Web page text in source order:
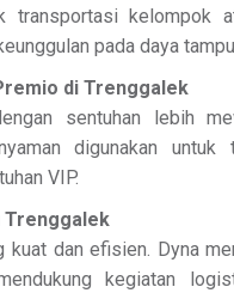
transportasi kelompok
pada daya
di Trenggalek
sentuhan lebih
digunakan untuk
VIP.
Trenggalek
kuat dan efisien. Dyna
kegiatan